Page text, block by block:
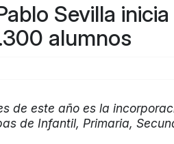
Sevilla
alumnos
de este año es la
de Infantil, Primaria,